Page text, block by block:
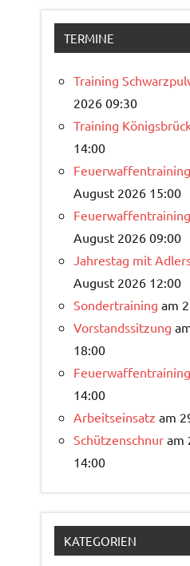
TERMINE
Training
2026 09:30
Training
14:00
August 2026 15:00
August 2026 09:00
Jahrestag mit
August 2026 12:00
Sondertraining am
Vorstandssitzung
18:00
Feuerwaffentraining
14:00
Arbeitseinsatz am
Schützenschnur am
14:00
KATEGORIEN